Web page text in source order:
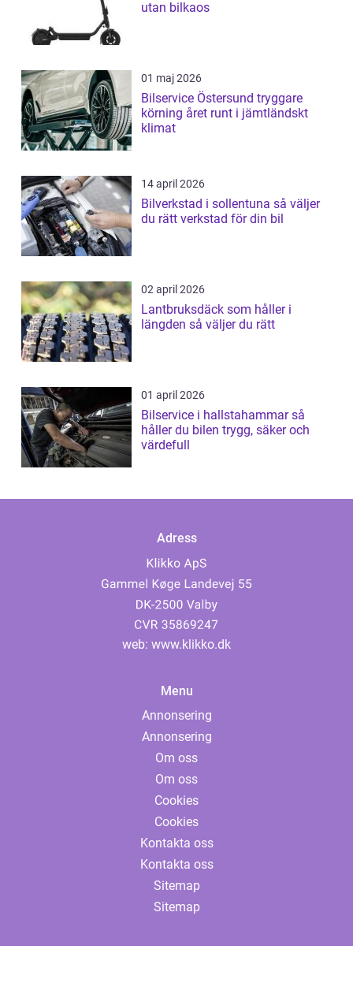
utan bilkaos
01 maj 2026
Bilservice Östersund tryggare
körning året runt i jämtländskt
klimat
14 april 2026
Bilverkstad i sollentuna så väljer
du rätt verkstad för din bil
02 april 2026
Lantbruksdäck som håller i
längden så väljer du rätt
01 april 2026
Bilservice i hallstahammar så
håller du bilen trygg, säker och
värdefull
Adress
web: www.klikko.dk
Menu
Annonsering
Annonsering
Om oss
Om oss
Cookies
Cookies
Kontakta oss
Kontakta oss
Sitemap
Sitemap